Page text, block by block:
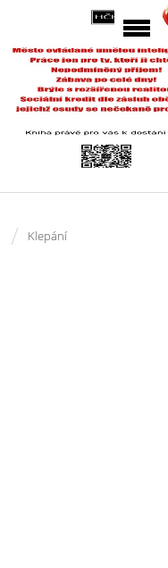
/ Klepání